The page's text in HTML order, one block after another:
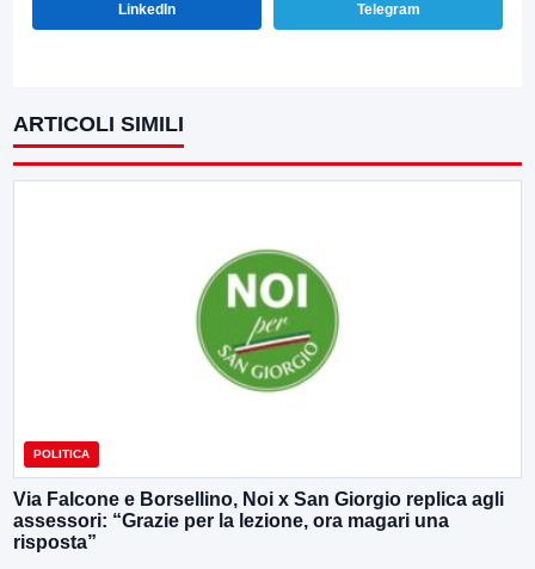
LinkedIn Telegram
ARTICOLI SIMILI
POLITICA
Via Falcone e Borsellino, Noi x San Giorgio replica agli
assessori: “Grazie per la lezione, ora magari una
risposta”